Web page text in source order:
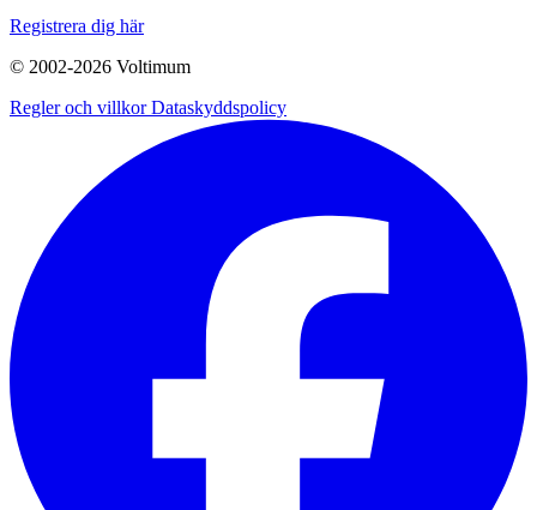
Registrera dig här
© 2002-2026 Voltimum
Regler och villkorDataskyddspolicy